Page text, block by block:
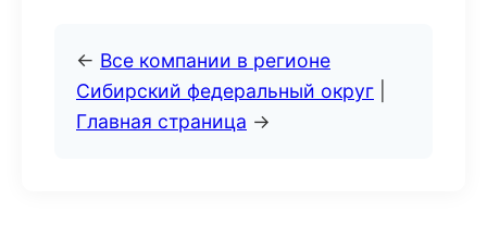
← Все компании в регионе
Сибирский федеральный округ
Главная страница →